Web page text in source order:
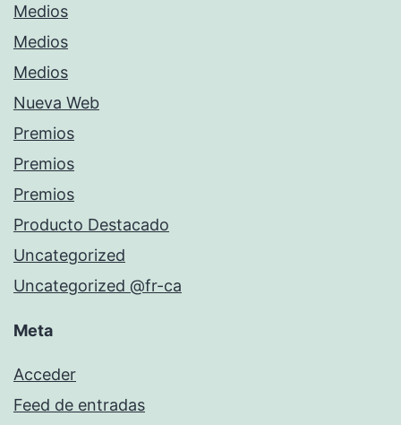
Medios
Medios
Medios
Nueva Web
Premios
Premios
Premios
Producto Destacado
Uncategorized
Uncategorized @fr-ca
Meta
Acceder
Feed de entradas